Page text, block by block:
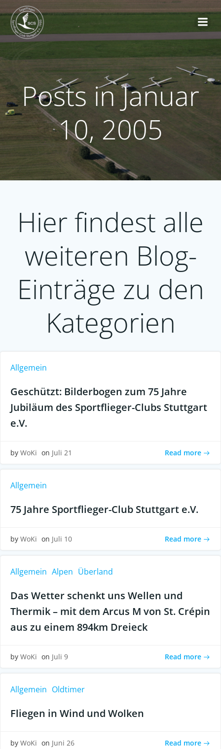
Inhalt
Posts in Januar
10, 2005
Hier findest alle
weiteren Blog-
Einträge zu den
Kategorien
Allgemein
Geschützt: Bilderbogen zum 75 Jahre
Jubiläum des Sportflieger-Clubs Stuttgart
e.V.
by WoKi on Juli 21 Read more
Allgemein
75 Jahre Sportflieger-Club Stuttgart e.V.
by WoKi on Juli 10 Read more
Allgemein Alpen Überland
Das Wetter schenkt uns Wellen und
Thermik – mit dem Arcus M von St. Crépin
aus zu einem 894km Dreieck
by WoKi on Juli 9 Read more
Allgemein Oldtimer
Fliegen in Wind und Wolken
by WoKi on Juni 26 Read more